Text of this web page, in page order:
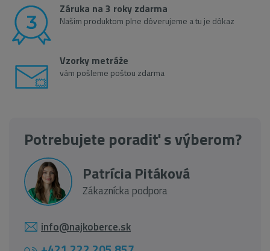
Záruka na 3 roky zdarma
Našim produktom plne dôverujeme a tu je dôkaz
Vzorky metráže
vám pošleme poštou zdarma
Potrebujete poradiť s výberom?
Patrícia Pitáková
Zákaznícka podpora
info@najkoberce.sk